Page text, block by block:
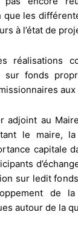
que les
à l’état de
réalisations
fonds
aux
adjoint au
le maire,
capitale
sur ledit
de la
autour de la